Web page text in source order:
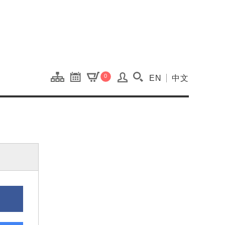
0 搜尋(開啟搜尋視窗)
EN 中文